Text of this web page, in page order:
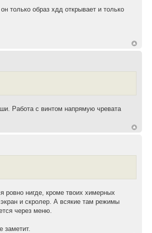
только образ хдд открывает и только
Работа с винтом напрямую чревата
ровно нигде, кроме твоих химерных
и скролер. А всякие там режимы
через меню.
заметит.